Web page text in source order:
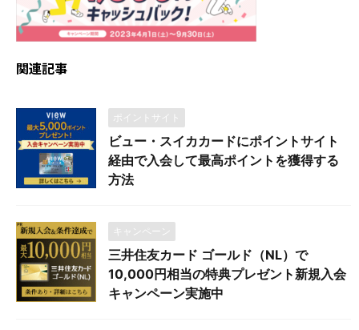
関連記事
ポイントサイト
ビュー・スイカカードにポイントサイト
経由で入会して最高ポイントを獲得する
方法
キャンペーン
三井住友カード ゴールド（NL）で
10,000円相当の特典プレゼント新規入会
キャンペーン実施中